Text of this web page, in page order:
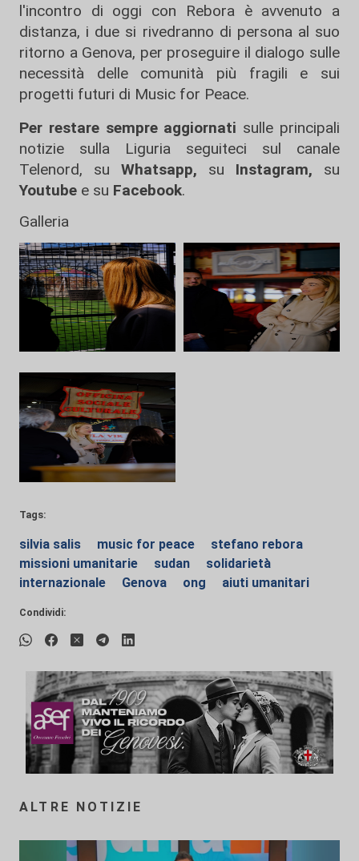
l'incontro di oggi con Rebora è avvenuto a
distanza, i due si rivedranno di persona al suo
ritorno a Genova, per proseguire il dialogo sulle
necessità delle comunità più fragili e sui
progetti futuri di Music for Peace.
Per restare sempre aggiornati sulle principali
notizie sulla Liguria seguiteci sul canale
Telenord, su
Whatsapp, su Instagram, su
Youtube e su Facebook.
Galleria
Tags:
silvia salis music for peace
stefano rebora
missioni umanitarie
sudan
solidarietà
internazionale
Genova ong aiuti umanitari
Condividi:
ALTRE NOTIZIE